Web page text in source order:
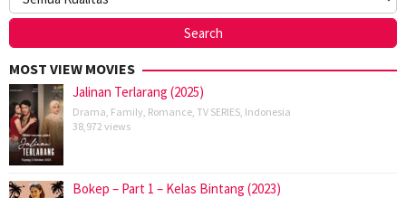
MOST VIEW MOVIES
Jalinan Terlarang (2025)
Drama Family Romance TV SERIES Indonesia
38,972 views
Bokep – Part 1 – Kelas Bintang (2023)